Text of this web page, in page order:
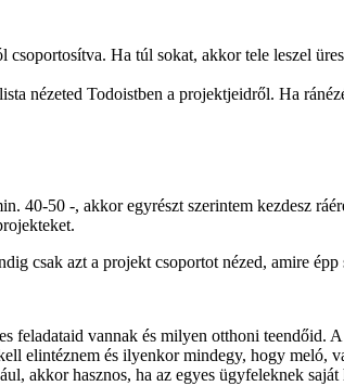
Ha túl sokat, akkor tele leszel
nézeted Todoistben a projektjeidről. Ha
40-50 -, akkor egyrészt szerintem kezdesz
csak azt a projekt csoportot nézed, amire épp
vannak és milyen otthoni teendőid.
elintéznem és ilyenkor mindegy, hogy meló,
akkor hasznos, ha az egyes ügyfeleknek